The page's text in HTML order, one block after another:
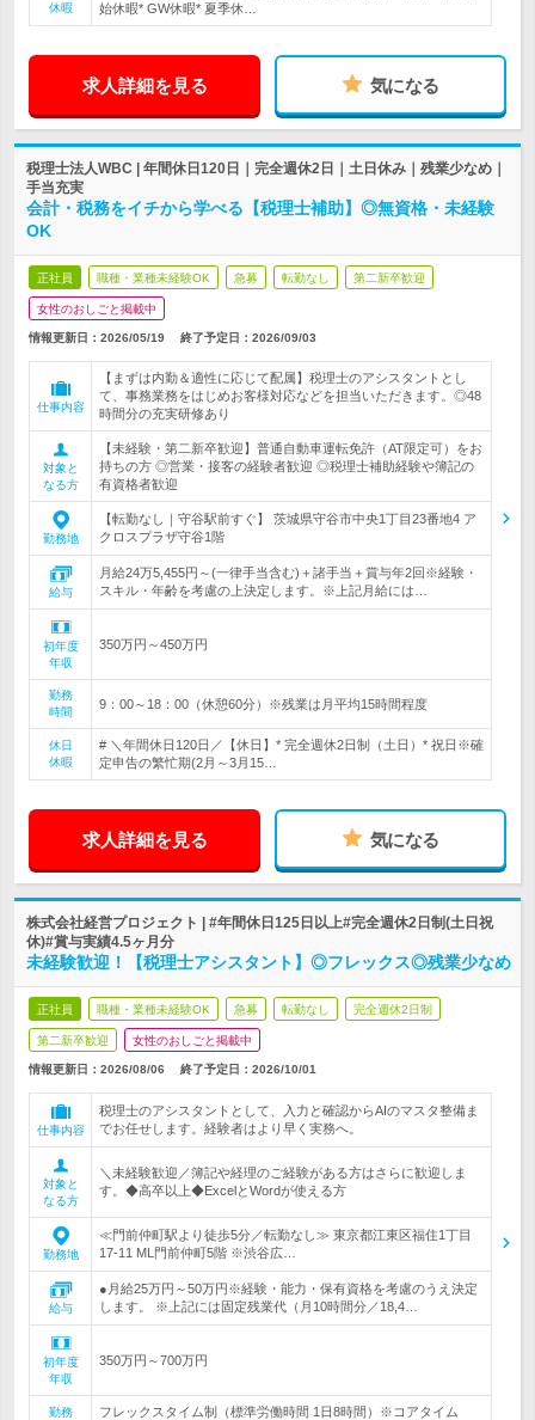
休暇
始休暇* GW休暇* 夏季休…
求人詳細を見る 気になる
税理士法人WBC | 年間休日120日｜完全週休2日｜土日休み｜残業少なめ｜
手当充実
会計・税務をイチから学べる【税理士補助】◎無資格・未経験
OK
正社員 職種・業種未経験OK 急募 転勤なし 第二新卒歓迎
女性のおしごと掲載中
情報更新日：2026/05/19 終了予定日： 2026/09/03
仕事内容
【まずは内勤＆適性に応じて配属】税理士のアシスタントとし
て、事務業務をはじめお客様対応などを担当いただきます。◎48
時間分の充実研修あり
対象と
なる方
【未経験・第二新卒歓迎】普通自動車運転免許（AT限定可）をお
持ちの方 ◎営業・接客の経験者歓迎 ◎税理士補助経験や簿記の
有資格者歓迎
勤務地
【転勤なし｜守谷駅前すぐ】 茨城県守谷市中央1丁目23番地4 ア
クロスプラザ守谷1階
給与
月給24万5,455円～(一律手当含む)＋諸手当＋賞与年2回※経験・
スキル・年齢を考慮の上決定します。※上記月給には…
初年度
年収
350万円～450万円
勤務
時間
9：00～18：00（休憩60分）※残業は月平均15時間程度
休日
休暇
# ＼年間休日120日／【休日】* 完全週休2日制（土日）* 祝日※確
定申告の繁忙期(2月～3月15…
求人詳細を見る 気になる
株式会社経営プロジェクト | #年間休日125日以上#完全週休2日制(土日祝
休)#賞与実績4.5ヶ月分
未経験歓迎！【税理士アシスタント】◎フレックス◎残業少なめ
正社員 職種・業種未経験OK 急募 転勤なし 完全週休2日制
第二新卒歓迎 女性のおしごと掲載中
情報更新日：2026/08/06 終了予定日： 2026/10/01
仕事内容
税理士のアシスタントとして、入力と確認からAIのマスタ整備ま
でお任せします。経験者はより早く実務へ。
対象と
なる方
＼未経験歓迎／簿記や経理のご経験がある方はさらに歓迎しま
す。◆高卒以上◆ExcelとWordが使える方
勤務地
≪門前仲町駅より徒歩5分／転勤なし≫ 東京都江東区福住1丁目
17-11 ML門前仲町5階 ※渋谷広…
給与
●月給25万円～50万円※経験・能力・保有資格を考慮のうえ決定
します。 ※上記には固定残業代（月10時間分／18,4…
初年度
年収
350万円～700万円
勤務
フレックスタイム制（標準労働時間 1日8時間）※コアタイム